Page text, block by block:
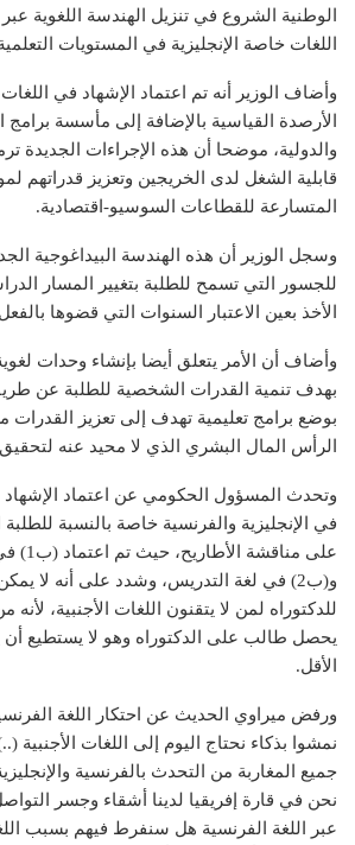
الوطنية الشروع في تنزيل الهندسة اللغوية
اللغات خاصة الإنجليزية في المستويات
وأضاف الوزير أنه تم اعتماد الإشهاد في اللغات
الأرصدة القياسية بالإضافة إلى مأسسة برامج
والدولية، موضحا أن هذه الإجراءات الجديدة
قابلية الشغل لدى الخريجين وتعزيز قدراتهم
المتسارعة للقطاعات السوسيو-اقتصادية.
وسجل الوزير أن هذه الهندسة البيداغوجية
للجسور التي تسمح للطلبة بتغيير المسار
الأخذ بعين الاعتبار السنوات التي قضوها
وأضاف أن الأمر يتعلق أيضا بإنشاء وحدات
بهدف تنمية القدرات الشخصية للطلبة عن
بوضع برامج تعليمية تهدف إلى تعزيز القدرات
الرأس المال البشري الذي لا محيد عنه
وتحدث المسؤول الحكومي عن اعتماد الإشهاد
في الإنجليزية والفرنسية خاصة بالنسبة للطلبة
على
و(ب2) في لغة التدريس، وشدد على أنه لا
للدكتوراه لمن لا يتقنون اللغات الأجنبية،
يحصل طالب على الدكتوراه وهو لا يستطيع أن
الأقل.
ورفض ميراوي الحديث عن احتكار اللغة
نمشوا بذكاء نحتاج اليوم إلى اللغات
جميع المغاربة من التحدث بالفرنسية
نحن في قارة إفريقيا لدينا أشقاء وجسر
عبر اللغة الفرنسية هل سنفرط فيهم بسبب